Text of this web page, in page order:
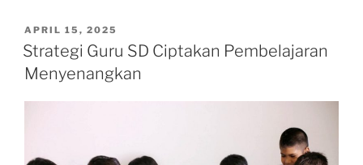
POSTED
ON
APRIL 15, 2025
Strategi Guru SD Ciptakan Pembelajaran
Menyenangkan